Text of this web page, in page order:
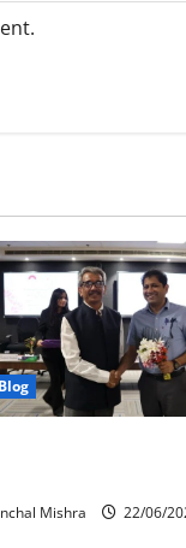
Blog
Mishra 22/06/